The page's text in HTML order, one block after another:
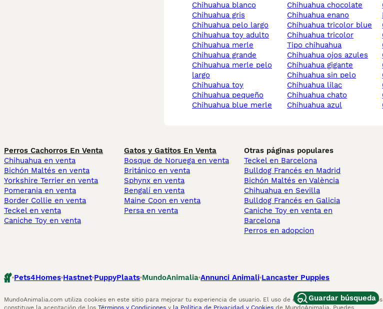
chihuahua blanco
chihuahua gris
chihuahua pelo largo
chihuahua toy adulto
chihuahua merle
chihuahua grande
chihuahua merle pelo
largo
chihuahua toy
chihuahua pequeño
chihuahua blue merle
chihuahua chocolate
chihuahua enano
chihuahua tricolor blue
chihuahua tricolor
tipo chihuahua
chihuahua ojos azules
chihuahua gigante
chihuahua sin pelo
chihuahua lilac
chihuahua chato
chihuahua azul
Guardar búsqueda
Perros Cachorros En Venta
Chihuahua en venta
Bichón Maltés en venta
Yorkshire Terrier en venta
Pomerania en venta
Border Collie en venta
Teckel en venta
Caniche Toy en venta
Gatos y Gatitos En Venta
Bosque de Noruega en venta
Británico en venta
Sphynx en venta
Bengalí en venta
Maine Coon en venta
Persa en venta
Otras páginas populares
Teckel en Barcelona
Bulldog Francés en Madrid
Bichón Maltés en València
Chihuahua en Sevilla
Bulldog Francés en Galicia
Caniche Toy en venta en
Barcelona
Perros en adopcion
Pets4Homes Hastnet PuppyPlaats MundoAnimalia Annunci Animali Lancaster Puppies
MundoAnimalia.com utiliza cookies en este sitio para mejorar tu experiencia de usuario. El uso de este sitio web y otros servicios